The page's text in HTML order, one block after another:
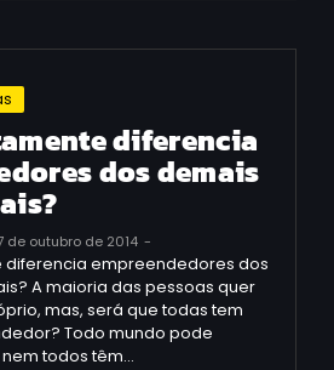
diferencia
dos demais
de outubro de 2014 -
diferencia empreendedores dos
A maioria das pessoas quer
mas, será que todas tem
Todo mundo pode
todos têm…